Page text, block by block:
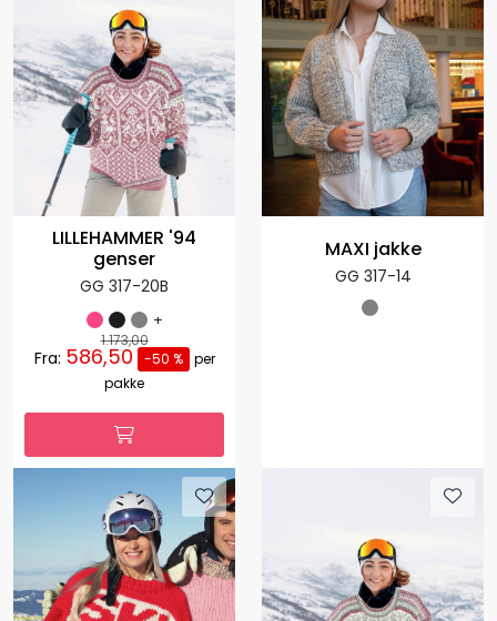
LILLEHAMMER '94
genser
GG 317-20B
+
1.173,00
Fra: 586,50 -50 %
per
pakke
MAXI jakke
GG 317-14